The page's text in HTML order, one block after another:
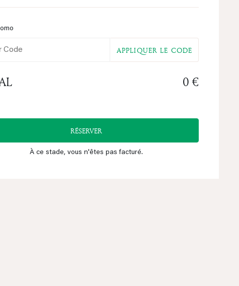
APPLIQUER LE CODE
0 €
RÉSERVER
À ce stade, vous n'êtes pas facturé.